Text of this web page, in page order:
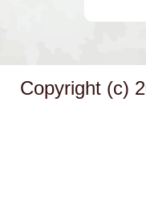
Copyright (c)